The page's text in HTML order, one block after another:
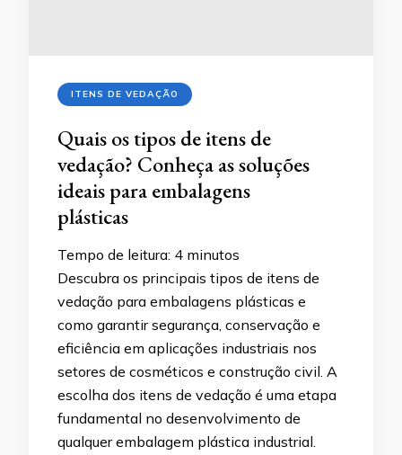
ITENS DE VEDAÇÃO
Quais os tipos de itens de
vedação? Conheça as soluções
ideais para embalagens
plásticas
Tempo de leitura: 4 minutos
Descubra os principais tipos de itens de
vedação para embalagens plásticas e
como garantir segurança, conservação e
eficiência em aplicações industriais nos
setores de cosméticos e construção civil. A
escolha dos itens de vedação é uma etapa
fundamental no desenvolvimento de
qualquer embalagem plástica industrial.